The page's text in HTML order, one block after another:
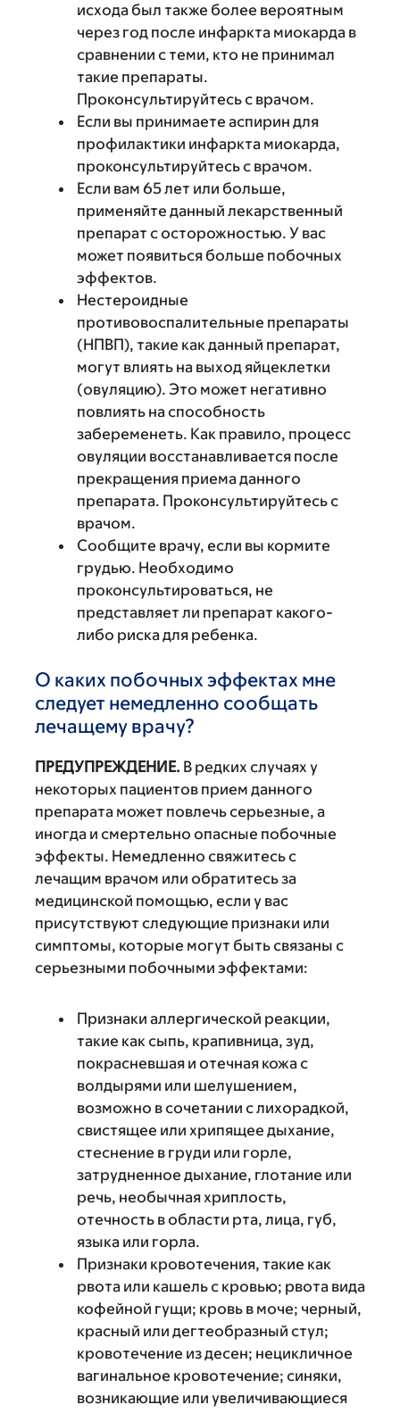
исхода был также более вероятным
через год после инфаркта миокарда в
сравнении с теми, кто не принимал
такие препараты.
Проконсультируйтесь с врачом.
Если вы принимаете аспирин для
профилактики инфаркта миокарда,
проконсультируйтесь с врачом.
Если вам 65 лет или больше,
применяйте данный лекарственный
препарат с осторожностью. У вас
может появиться больше побочных
эффектов.
Нестероидные
противовоспалительные препараты
(НПВП), такие как данный препарат,
могут влиять на выход яйцеклетки
(овуляцию). Это может негативно
повлиять на способность
забеременеть. Как правило, процесс
овуляции восстанавливается после
прекращения приема данного
препарата. Проконсультируйтесь с
врачом.
Сообщите врачу, если вы кормите
грудью. Необходимо
проконсультироваться, не
представляет ли препарат какого-
либо риска для ребенка.
О каких побочных эффектах мне
следует немедленно сообщать
лечащему врачу?
ПРЕДУПРЕЖДЕНИЕ. В редких случаях у
некоторых пациентов прием данного
препарата может повлечь серьезные, а
иногда и смертельно опасные побочные
эффекты. Немедленно свяжитесь с
лечащим врачом или обратитесь за
медицинской помощью, если у вас
присутствуют следующие признаки или
симптомы, которые могут быть связаны с
серьезными побочными эффектами:
Признаки аллергической реакции,
такие как сыпь, крапивница, зуд,
покрасневшая и отечная кожа с
волдырями или шелушением,
возможно в сочетании с лихорадкой,
свистящее или хрипящее дыхание,
стеснение в груди или горле,
затрудненное дыхание, глотание или
речь, необычная хриплость,
отечность в области рта, лица, губ,
языка или горла.
Признаки кровотечения, такие как
рвота или кашель с кровью; рвота вида
кофейной гущи; кровь в моче; черный,
красный или дегтеобразный стул;
кровотечение из десен; нецикличное
вагинальное кровотечение; синяки,
возникающие или увеличивающиеся